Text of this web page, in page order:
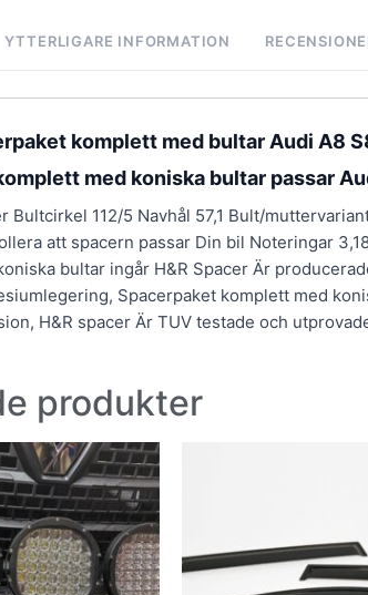
YTTERLIGARE INFORMATION
komplett med bultar Audi A8
med koniska bultar passar
Bultcirkel 112/5 Navhål 57,1 Bult/
att spacern passar Din bil Noteringar
bultar ingår H&R Spacer Är
Spacerpaket komplett med
H&R spacer Är TUV testade och
produkter